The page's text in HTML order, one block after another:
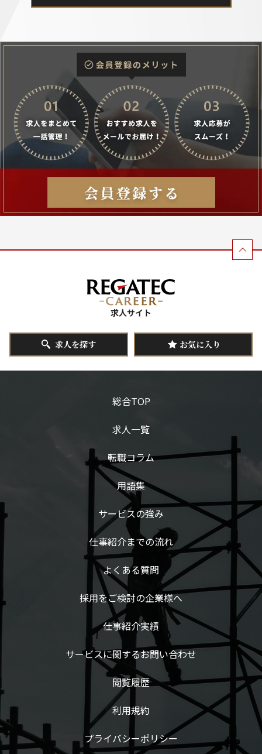
求人を探す お気に入り
総合TOP
求人一覧
転職コラム
用語集
サービスの強み
仕事紹介までの流れ
よくある質問
採用をご検討の企業様へ
仕事紹介実績
サービスに関するお問い合わせ
閲覧履歴
利用規約
プライバシーポリシー